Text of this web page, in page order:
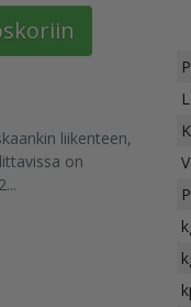
liikenteen,
on